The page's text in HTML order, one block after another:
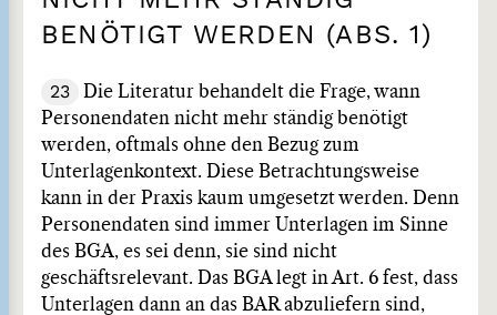
BENÖTIGT WERDEN (ABS. 1)
23
Die Literatur behandelt die Frage, wann
Personendaten nicht mehr ständig benötigt
werden, oftmals ohne den Bezug zum
Unterlagenkontext. Diese Betrachtungsweise
kann in der Praxis kaum umgesetzt werden. Denn
Personendaten sind immer Unterlagen im Sinne
des BGA, es sei denn, sie sind nicht
geschäftsrelevant. Das BGA legt in Art. 6 fest, dass
Unterlagen dann an das BAR abzuliefern sind,